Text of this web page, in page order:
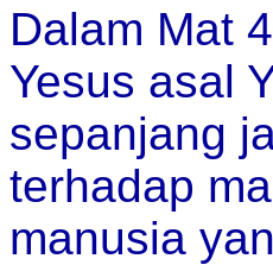
Dalam Mat
Yesus asal
sepanjang
terhadap
manusia